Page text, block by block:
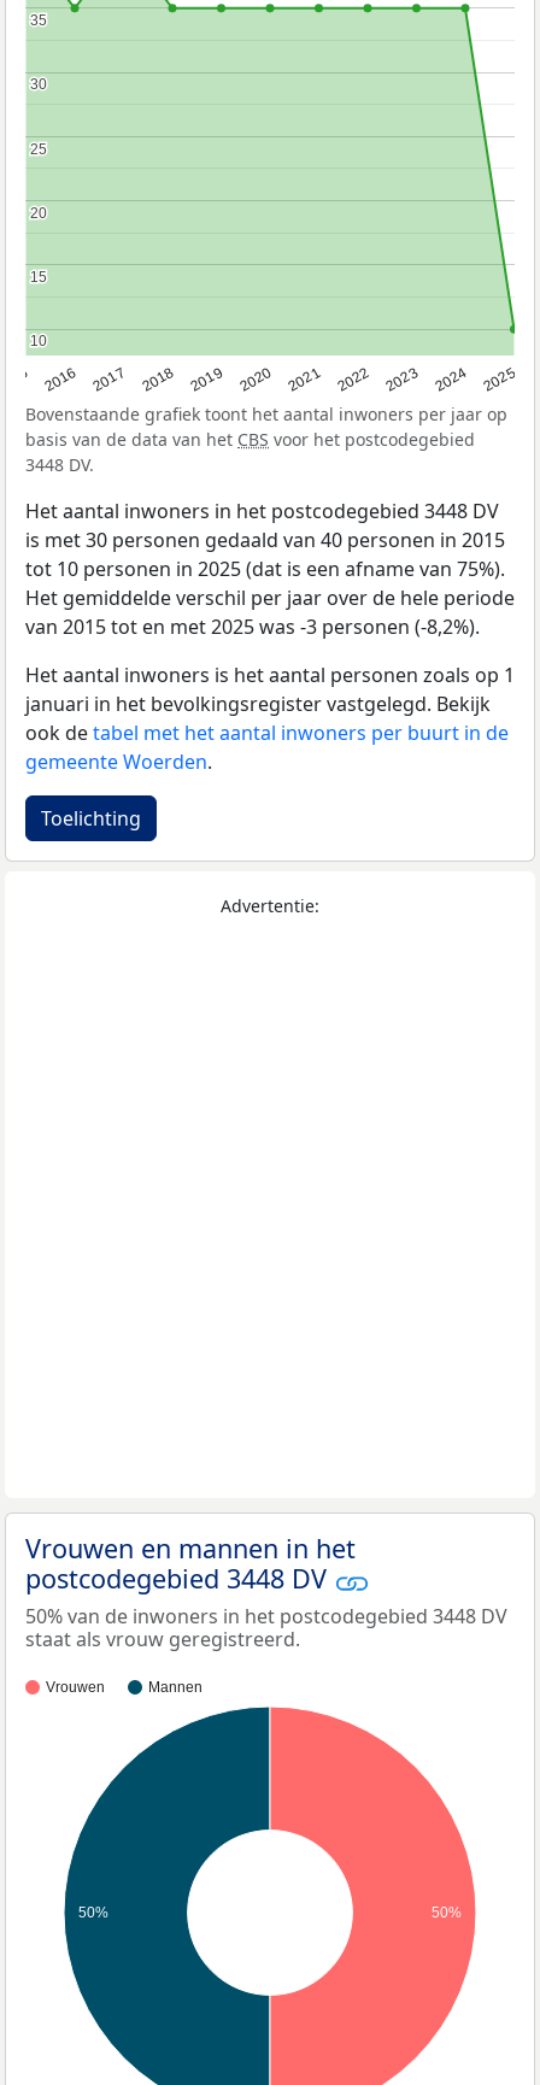
2016 2017 2018 2019 2020 2021 2022 2023 2024 2025
10
10
15
15
20
20
25
25
30
30
35
35
Bovenstaande grafiek toont het aantal inwoners per jaar op
basis van de data van het CBS voor het postcodegebied
3448 DV.
Het aantal inwoners in het postcodegebied 3448 DV
is met 30 personen gedaald van 40 personen in 2015
tot 10 personen in 2025 (dat is een afname van 75%).
Het gemiddelde verschil per jaar over de hele periode
van 2015 tot en met 2025 was -3 personen (-8,2%).
Het aantal inwoners is het aantal personen zoals op 1
januari in het bevolkingsregister vastgelegd. Bekijk
ook detabel met het aantal inwoners per buurt in de
gemeente Woerden.
Toelichting
Advertentie:
Vrouwen en mannen in het
postcodegebied 3448 DV
50% van de inwoners in het postcodegebied 3448 DV
staat als vrouw geregistreerd.
Vrouwen Mannen
50% 50%